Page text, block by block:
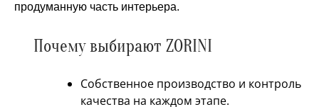
продуманную часть интерьера.
Почему выбирают ZORINI
Собственное производство и контроль
качества на каждом этапе.